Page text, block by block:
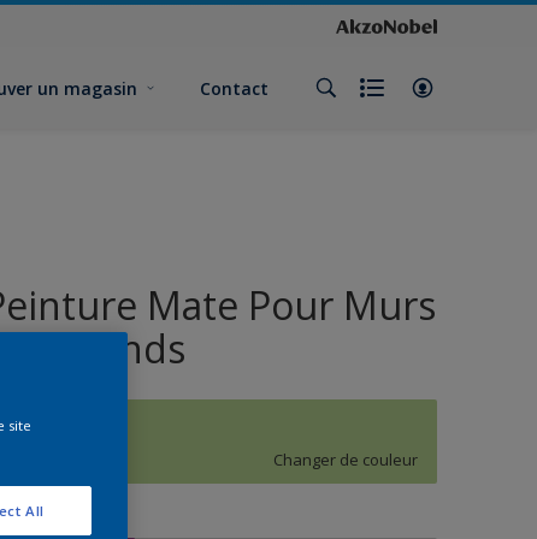
un magasin Contact
Mate Pour Murs
Plafonds
J3.25.76
Changer de couleur
site
All